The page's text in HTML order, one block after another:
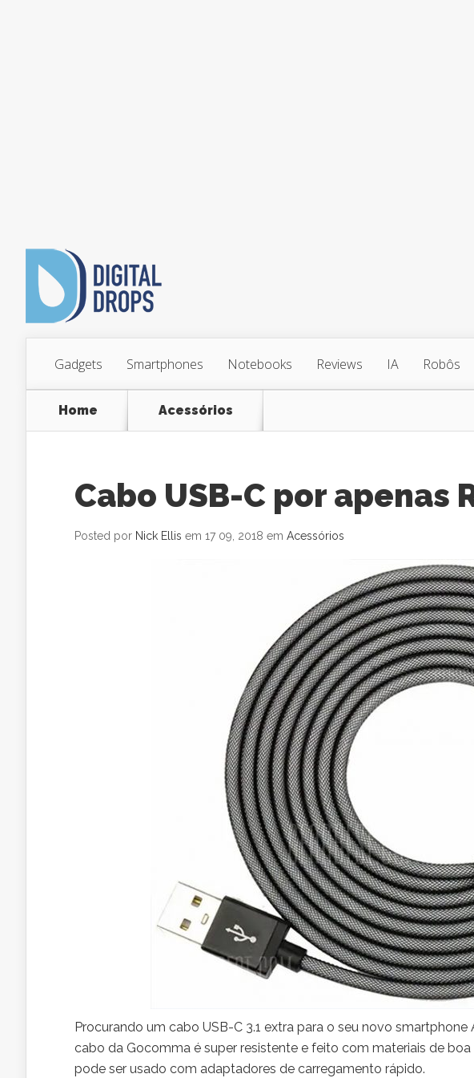
Gadgets Smartphones Notebooks Reviews IA Robôs
Home Acessórios
Cabo USB-C por apenas
Posted por Nick Ellis em 17 09, 2018 em Acessórios
Procurando um cabo USB-C 3.1 extra para o seu novo
cabo da Gocomma é super resistente e feito com materiais de
pode ser usado com adaptadores de carregamento rápido.